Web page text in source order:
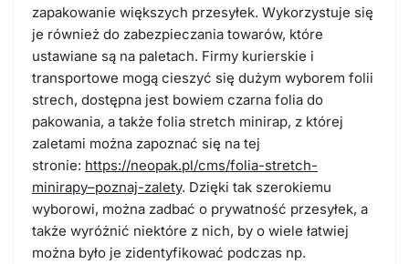
zapakowanie większych przesyłek. Wykorzystuje się
je również do zabezpieczania towarów, które
ustawiane są na paletach. Firmy kurierskie i
transportowe mogą cieszyć się dużym wyborem folii
strech, dostępna jest bowiem czarna folia do
pakowania, a także folia stretch minirap, z której
zaletami można zapoznać się na tej
stronie: https://neopak.pl/cms/folia-stretch-
minirapy–poznaj-zalety. Dzięki tak szerokiemu
wyborowi, można zadbać o prywatność przesyłek, a
także wyróżnić niektóre z nich, by o wiele łatwiej
można było je zidentyfikować podczas np.